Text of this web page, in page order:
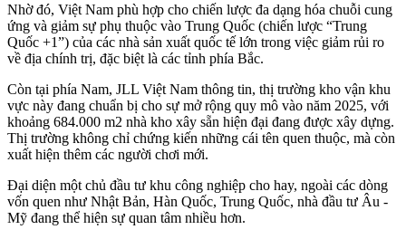
Nhờ đó, Việt Nam phù hợp cho chiến lược đa dạng hóa chuỗi cung
ứng và giảm sự phụ thuộc vào Trung Quốc (chiến lược “Trung
Quốc +1”) của các nhà sản xuất quốc tế lớn trong việc giảm rủi ro
về địa chính trị, đặc biệt là các tỉnh phía Bắc.
Còn tại phía Nam, JLL Việt Nam thông tin, thị trường kho vận khu
vực này đang chuẩn bị cho sự mở rộng quy mô vào năm 2025, với
khoảng 684.000 m2 nhà kho xây sẵn hiện đại đang được xây dựng.
Thị trường không chỉ chứng kiến những cái tên quen thuộc, mà còn
xuất hiện thêm các người chơi mới.
Đại diện một chủ đầu tư khu công nghiệp cho hay, ngoài các dòng
vốn quen như Nhật Bản, Hàn Quốc, Trung Quốc, nhà đầu tư Âu -
Mỹ đang thể hiện sự quan tâm nhiều hơn.